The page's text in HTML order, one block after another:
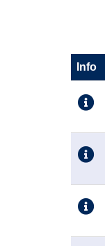
sortiert
werden.
Info